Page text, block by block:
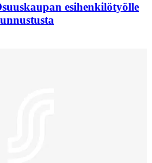
esihenkilötyölle